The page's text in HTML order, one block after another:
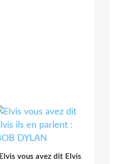
Elvis vous avez dit Elvis